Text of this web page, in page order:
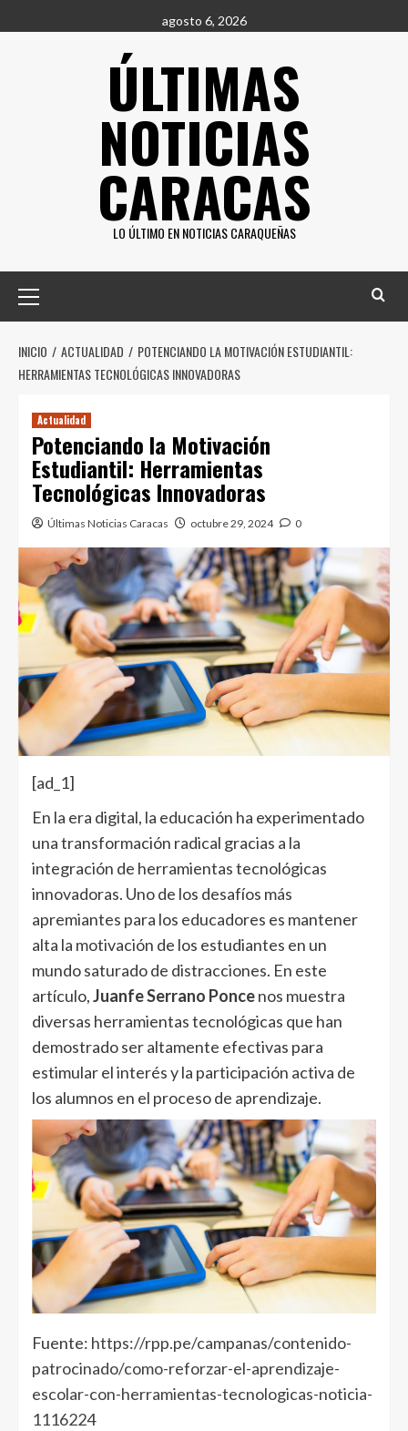
al
agosto 6, 2026
ÚLTIMAS
NOTICIAS
CARACAS
LO ÚLTIMO EN NOTICIAS CARAQUEÑAS
principal
INICIO ACTUALIDAD
POTENCIANDO LA MOTIVACIÓN ESTUDIANTIL:
HERRAMIENTAS TECNOLÓGICAS INNOVADORAS
Actualidad
Potenciando la Motivación
Estudiantil: Herramientas
Tecnológicas Innovadoras
Últimas Noticias Caracas octubre 29, 2024 0
[ad_1]
En la era digital, la educación ha experimentado
una transformación radical gracias a la
integración de herramientas tecnológicas
innovadoras. Uno de los desafíos más
apremiantes para los educadores es mantener
alta la motivación de los estudiantes en un
mundo saturado de distracciones. En este
artículo,Juanfe Serrano Poncenos muestra
diversas herramientas tecnológicas que han
demostrado ser altamente efectivas para
estimular el interés y la participación activa de
los alumnos en el proceso de aprendizaje.
Fuente: https://rpp.pe/campanas/contenido-
patrocinado/como-reforzar-el-aprendizaje-
escolar-con-herramientas-tecnologicas-noticia-
1116224